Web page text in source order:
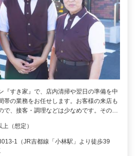
『すき家』で、店内清掃や翌日の準備を中
帯の業務をお任せします。お客様の来店も
で、接客・調理などは少なめです。その…
（想定）
1（JR吉都線「小林駅」より徒歩39